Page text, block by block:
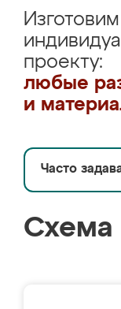
проекту:
любые
и
Часто
Схема